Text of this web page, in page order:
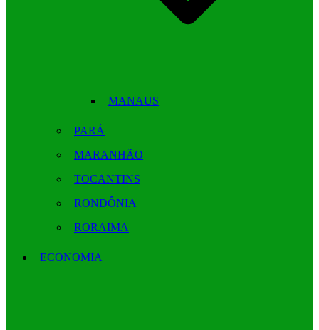
MANAUS
PARÁ
MARANHÃO
TOCANTINS
RONDÔNIA
RORAIMA
ECONOMIA